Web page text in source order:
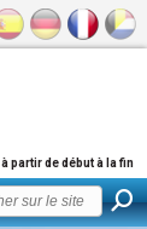
partir de début à la fin